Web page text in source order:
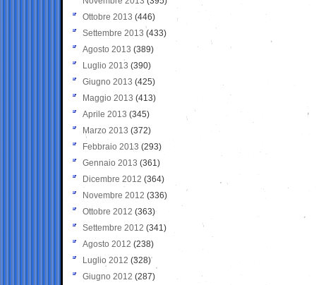
Ottobre 2013 (446)
Settembre 2013 (433)
Agosto 2013 (389)
Luglio 2013 (390)
Giugno 2013 (425)
Maggio 2013 (413)
Aprile 2013 (345)
Marzo 2013 (372)
Febbraio 2013 (293)
Gennaio 2013 (361)
Dicembre 2012 (364)
Novembre 2012 (336)
Ottobre 2012 (363)
Settembre 2012 (341)
Agosto 2012 (238)
Luglio 2012 (328)
Giugno 2012 (287)